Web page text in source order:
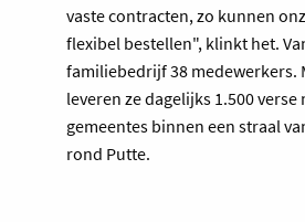
vaste contracten, zo kunnen
flexibel bestellen", klinkt het.
familiebedrijf 38 medewerkers.
leveren ze dagelijks 1.500
gemeentes binnen een straal
rond Putte.